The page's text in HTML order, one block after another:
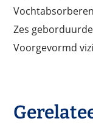
Zes
Voorgevormd